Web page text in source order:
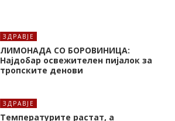
ЗДРАВЈЕ
ЛИМОНАДА СО БОРОВИНИЦА:
Најдобар освежителен пијалок за
тропските денови
ЗДРАВЈЕ
Температурите растат, а